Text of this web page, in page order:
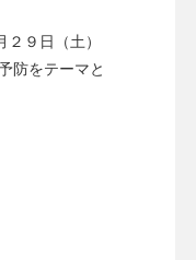
９日（土）
防をテーマと